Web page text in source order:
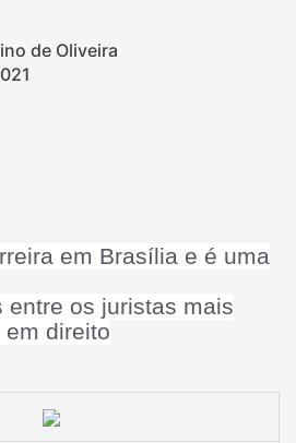
de Oliveira
em Brasília e é uma
entre os juristas mais
direito